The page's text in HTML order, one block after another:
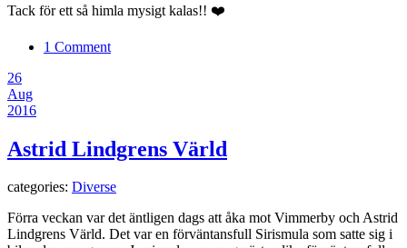
Tack för ett så himla mysigt kalas!! ❤️
1 Comment
26
Aug
2016
Astrid Lindgrens Värld
categories: Diverse
Förra veckan var det äntligen dags att åka mot Vimmerby och Astrid
Lindgrens Värld. Det var en förväntansfull Sirismula som satte sig i